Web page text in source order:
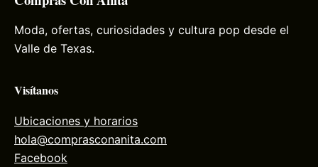
Moda, ofertas, curiosidades y cultura pop desde el
Valle de Texas.
Visítanos
Ubicaciones y horarios
hola@comprasconanita.com
Facebook